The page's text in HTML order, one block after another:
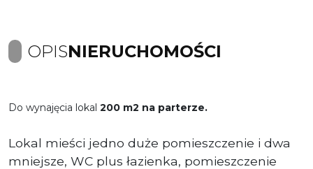
OPISNIERUCHOMOŚCI
Do wynajęcia lokal 200 m2 na parterze.
Lokal mieści jedno duże pomieszczenie i dwa
mniejsze, WC plus łazienka, pomieszczenie